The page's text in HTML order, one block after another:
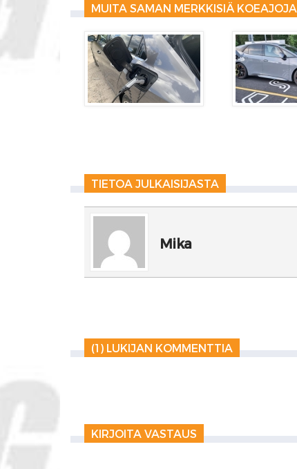
MUITA SAMAN MERKKISIÄ KOEAJOJA
TIETOA JULKAISIJASTA
Mika
(1) LUKIJAN KOMMENTTIA
KIRJOITA VASTAUS